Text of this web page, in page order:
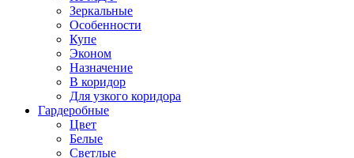
Зеркальные
Особенности
Купе
Эконом
Назначение
В коридор
Для узкого коридора
Гардеробные
Цвет
Белые
Светлые